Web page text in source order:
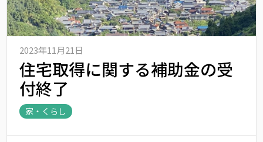
2023年11月21日
住宅取得に関する補助金の受
付終了
家・くらし